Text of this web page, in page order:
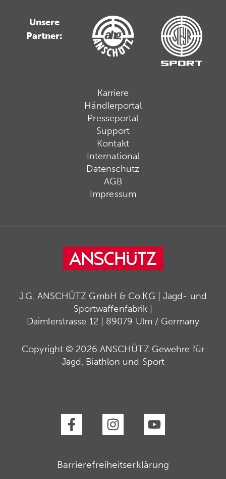
Unsere
Partner:
Karriere
Händlerportal
Presseportal
Support
Kontakt
International
Datenschutz
AGB
Impressum
J.G. ANSCHÜTZ GmbH & Co.KG | Jagd- und
Sportwaffenfabrik |
Daimlerstrasse 12 | 89079 Ulm / Germany
Copyright © 2026 ANSCHÜTZ Gewehre für
Jagd, Biathlon und Sport
Barrierefreiheitserklärung